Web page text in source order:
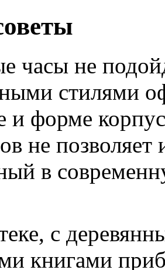
часы не
стилями
и форме
не
в
с
книгами